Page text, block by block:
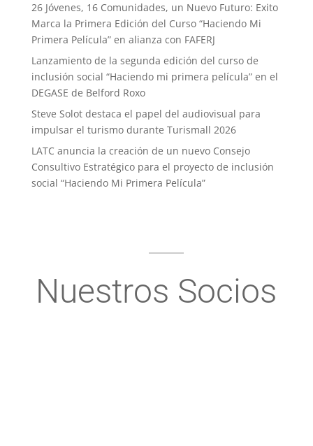
26 Jóvenes, 16 Comunidades, un Nuevo Futuro: Exito
Marca la Primera Edición del Curso “Haciendo Mi
Primera Película” en alianza con FAFERJ
Lanzamiento de la segunda edición del curso de
inclusión social “Haciendo mi primera película” en el
DEGASE de Belford Roxo
Steve Solot destaca el papel del audiovisual para
impulsar el turismo durante Turismall 2026
LATC anuncia la creación de un nuevo Consejo
Consultivo Estratégico para el proyecto de inclusión
social “Haciendo Mi Primera Película”
Nuestros Socios